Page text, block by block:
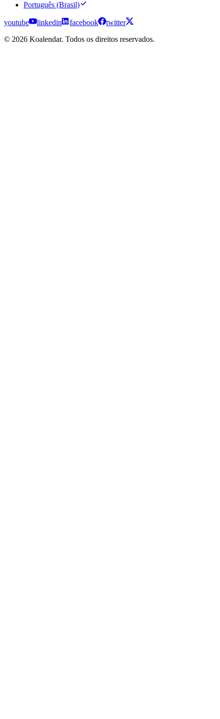
Português (Brasil)
youtube linkedin facebook
twitter
© 2026 Koalendar. Todos os direitos reservados.